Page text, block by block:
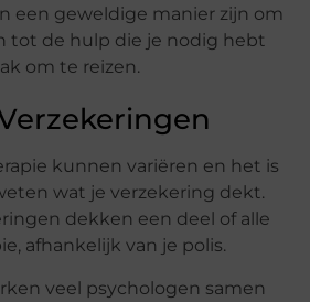
een geweldige manier zijn om
tot de hulp die je nodig hebt
om te reizen.
kunnen variëren en het is
wat je verzekering dekt.
dekken een deel of alle
afhankelijk van je polis.
veel psychologen samen